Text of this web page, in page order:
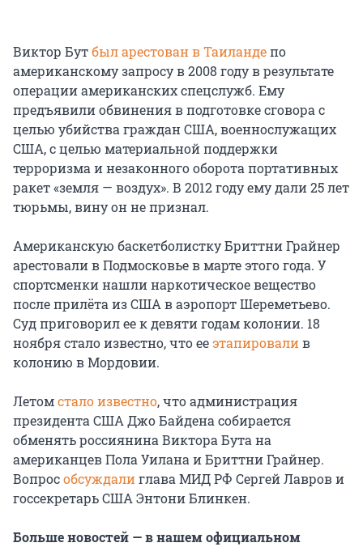
Виктор Бутбыл арестован в Таиландепо
американскому запросу в 2008 году в результате
операции американских спецслужб. Ему
предъявили обвинения в подготовке сговора с
целью убийства граждан США, военнослужащих
США, с целью материальной поддержки
терроризма и незаконного оборота портативных
ракет «земля — воздух». В 2012 году ему дали 25 лет
тюрьмы, вину он не признал.
Американскую баскетболистку Бриттни Грайнер
арестовали в Подмосковье в марте этого года. У
спортсменки нашли наркотическое вещество
после прилёта из США в аэропорт Шереметьево.
Суд приговорил ее к девяти годам колонии. 18
ноября стало известно, что ееэтапировалив
колонию в Мордовии.
Летомстало известно, что администрация
президента США Джо Байдена собирается
обменять россиянина Виктора Бута на
американцев Пола Уилана и Бриттни Грайнер.
Вопрособсуждалиглава МИД РФ Сергей Лавров и
госсекретарь США Энтони Блинкен.
Больше новостей — в нашем официальном